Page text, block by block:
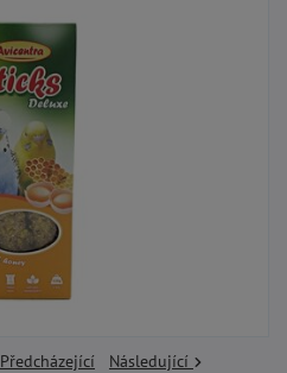
Předcházející Následující